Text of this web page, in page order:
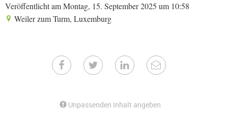
Veröffentlicht am Montag, 15. September 2025 um 10:58
Weiler zum Turm, Luxemburg
Unpassenden Inhalt angeben